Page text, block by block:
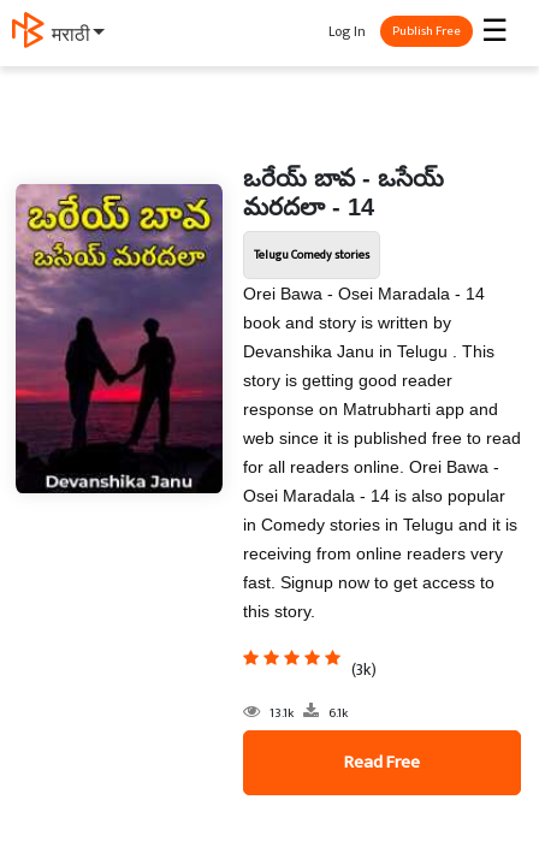
मराठी ☰
Log In Publish Free
ఒరేయ్ బావ - ఒసేయ్
మరదలా - 14
Telugu Comedy stories
Orei Bawa - Osei Maradala - 14
book and story is written by
Devanshika Janu in Telugu . This
story is getting good reader
response on Matrubharti app and
web since it is published free to read
for all readers online. Orei Bawa -
Osei Maradala - 14 is also popular
in Comedy stories in Telugu and it is
receiving from online readers very
fast. Signup now to get access to
this story.
(3k)
13.1k 6.1k
Read Free